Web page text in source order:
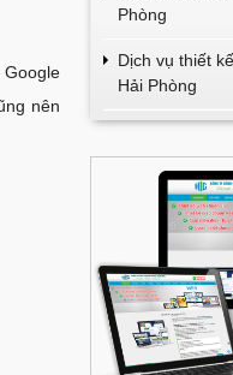
nên
Phòng
Dịch vụ thiết
Hải Phòng